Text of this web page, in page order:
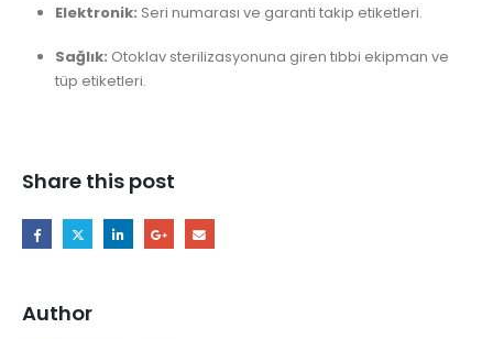
Elektronik: Seri numarası ve garanti takip etiketleri.
Sağlık: Otoklav sterilizasyonuna giren tıbbi ekipman ve
tüp etiketleri.
Share this post
Author